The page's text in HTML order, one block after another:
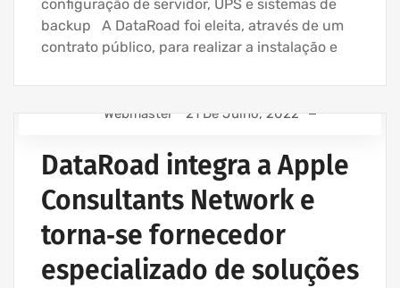
configuração de servidor, UPS e sistemas de
backup A DataRoad foi eleita, através de um
contrato público, para realizar a instalação e
PARA EMPRESAS
ASSISTÊNCIA INFORMÁTICA E SERVIÇOS IT
AVENÇA DE SERVIÇOS INFORMÁTICA
EMPRESA ASSISTÊNCIA INFORMÁTICA | SERVIÇOS
INFORMÁTICA
IT UNLIMITED - SERVIÇOS INFORMÁTICA
Webmaster 21 De Julho, 2022
DataRoad integra a Apple
Consultants Network e
torna‑se fornecedor
especializado de soluções